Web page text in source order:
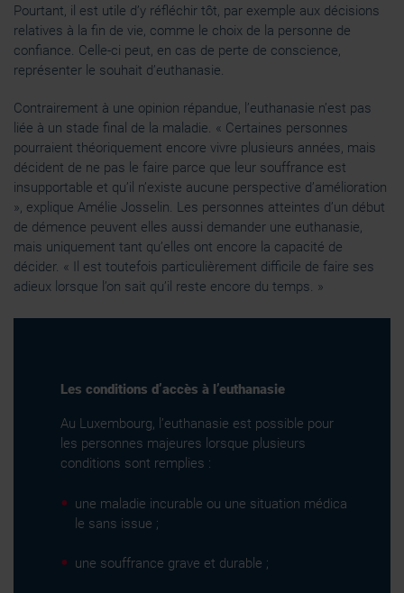
Pourtant, il est utile d’y réfléchir tôt, par exemple aux décisions
relatives à la fin de vie, comme le choix de la personne de
confiance. Celle-ci peut, en cas de perte de conscience,
représenter le souhait d’euthanasie.
Contrairement à une opinion répandue, l’euthanasie n’est pas
liée à un stade final de la maladie. « Certaines personnes
pourraient théoriquement encore vivre plusieurs années, mais
décident de ne pas le faire parce que leur souffrance est
insupportable et qu’il n’existe aucune perspective d’amélioration
», explique Amélie Josselin. Les personnes atteintes d’un début
de démence peuvent elles aussi demander une euthanasie,
mais uniquement tant qu’elles ont encore la capacité de
décider. « Il est toutefois particulièrement difficile de faire ses
adieux lorsque l’on sait qu’il reste encore du temps. »
Les conditions d’accès à l’euthanasie
Au Luxembourg, l’euthanasie est possible pour
les personnes majeures lorsque plusieurs
conditions sont remplies :
une maladie incurable ou une situation médica
le sans issue ;
une souffrance grave et durable ;